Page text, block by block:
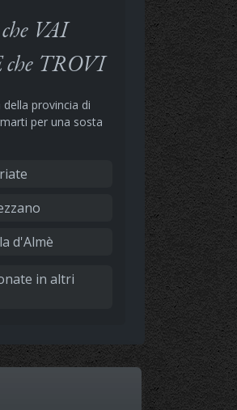
VAI
che TROVI
provincia di
per una sosta
d'Almè
in altri